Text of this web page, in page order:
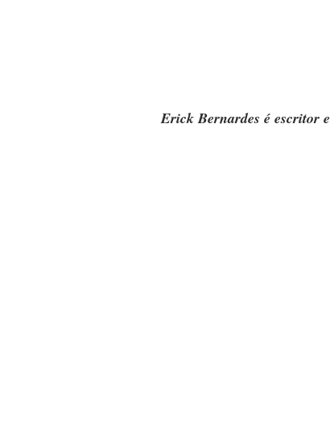
Erick Bernardes é escritor